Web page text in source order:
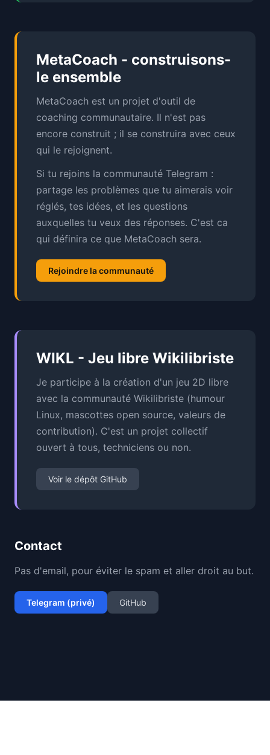
MetaCoach - construisons-
le ensemble
MetaCoach est un projet d'outil de
coaching communautaire. Il n'est pas
encore construit ; il se construira avec ceux
qui le rejoignent.
Si tu rejoins la communauté Telegram :
partage les problèmes que tu aimerais voir
réglés, tes idées, et les questions
auxquelles tu veux des réponses. C'est ca
qui définira ce que MetaCoach sera.
Rejoindre la communauté
WIKL - Jeu libre Wikilibriste
Je participe à la création d'un jeu 2D libre
avec la communauté Wikilibriste (humour
Linux, mascottes open source, valeurs de
contribution). C'est un projet collectif
ouvert à tous, techniciens ou non.
Voir le dépôt GitHub
Contact
Pas d'email, pour éviter le spam et aller droit au but.
Telegram (privé) GitHub